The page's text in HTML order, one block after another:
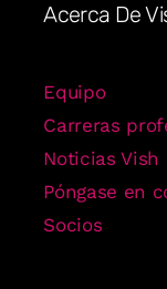
Acerca De
Equipo
Carreras
Noticias Vish
Póngase en
Socios